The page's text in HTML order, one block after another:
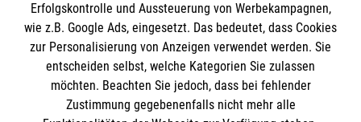
Impressum
Datenschutz
Kontakt
Barrierefreiheit
Die Malteser
Malteser in Deutschland
Erfolgskontrolle und Aussteuerung von Werbekampagnen,
wie z.B. Google Ads, eingesetzt. Das bedeutet, dass Cookies
zur Personalisierung von Anzeigen verwendet werden. Sie
entscheiden selbst, welche Kategorien Sie zulassen
möchten. Beachten Sie jedoch, dass bei fehlender
Zustimmung gegebenenfalls nicht mehr alle